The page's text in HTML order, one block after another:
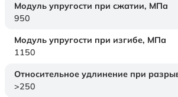
Модуль упругости при сжатии, МПа
950
Модуль упругости при изгибе, МПа
1150
Относительное удлинение при
>250